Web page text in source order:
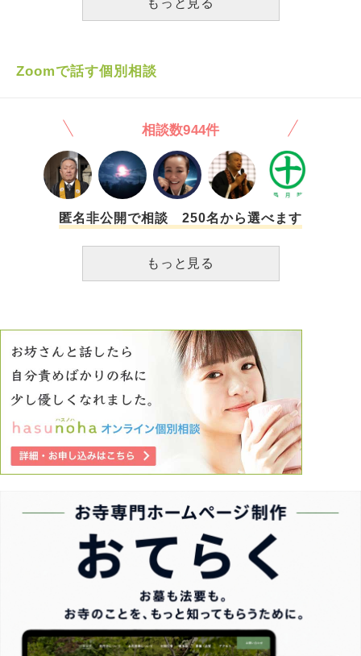
って気持ちとその勇気がない気持ちで ぐちゃぐちゃです。
し事をせずに、私の両親に彼について相談をしました。 彼
の家庭環境は複雑ですが、その環境に屈さず前を向いて自分
い、彼にも会わないの一点張りです。 まだ一度も会った
事も話した事もないのに、メールの文面だけを見て許さない
という両親に、人種差別をしていると思い嫌悪感を抱きまし
た。 またメールでは、「姓名判断がすごく悪い。こんなに
書いてあるのも珍しいです。恋は盲目という言葉があります
が、もう一度、自分、相手、周り(親族など)含めて1人(あく
ず、価値観の押し付け合いで話の平行線になってしまい、ど
うしたら良いかわかりません。 ちなみに、彼には結婚を反
とになっていましたが、私の両親が彼に会わないし話さない
とのことで、八方塞がりになってしまいました。 長文です
みませんが、お時間ある時に回答頂けると幸いです。 よろ
もっと見る
Zoomで話す個別相談
相談数944件
匿名非公開で相談 250名から選べます
もっと見る